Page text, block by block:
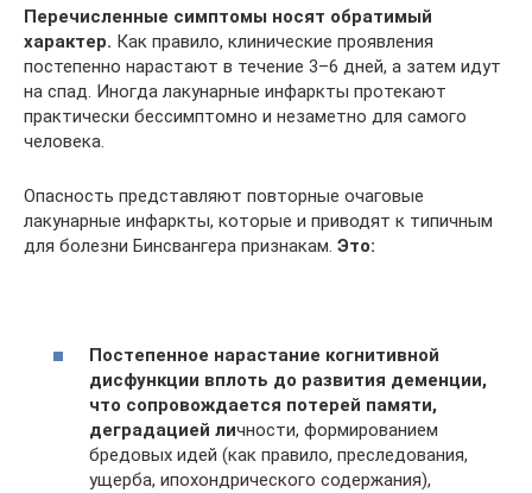
Перечисленные симптомы носят обратимый
характер. Как правило, клинические проявления
постепенно нарастают в течение 3–6 дней, а затем идут
на спад. Иногда лакунарные инфаркты протекают
практически бессимптомно и незаметно для самого
человека.
Опасность представляют повторные очаговые
лакунарные инфаркты, которые и приводят к типичным
для болезни Бинсвангера признакам. Это:
Постепенное нарастание когнитивной
дисфункции вплоть до развития деменции,
что сопровождается потерей памяти,
деградацией личности, формированием
бредовых идей (как правило, преследования,
ущерба, ипохондрического содержания),